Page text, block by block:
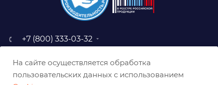
+7 (800) 333-03-32
baz@belabraziv.ru
На сайте осуществляется обработка
пользовательских данных с использованием